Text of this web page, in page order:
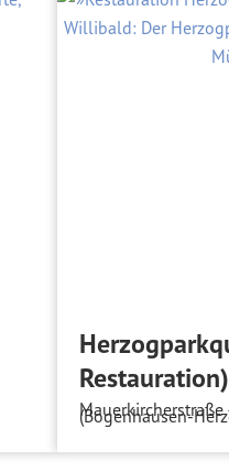
Restauration)
Mauerkircherstraße
(Bogenhausen-